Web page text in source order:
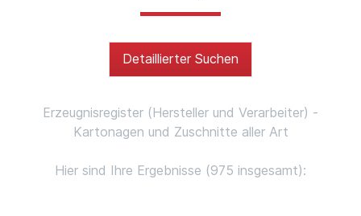
Detaillierter Suchen
Erzeugnisregister (Hersteller und Verarbeiter) -
Kartonagen und Zuschnitte aller Art
Hier sind Ihre Ergebnisse (975 insgesamt):